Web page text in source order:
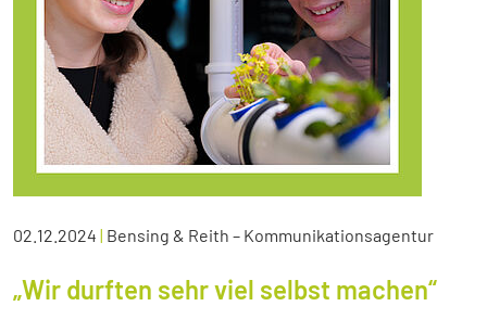
02.12.2024 | Bensing & Reith – Kommunikationsagentur
„Wir durften sehr viel selbst machen“